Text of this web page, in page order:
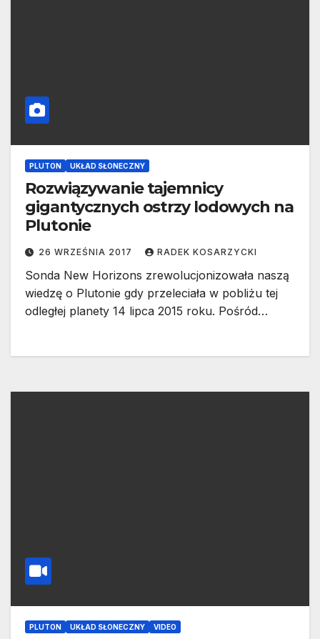
PLUTON UKŁAD SŁONECZNY
Rozwiązywanie tajemnicy
gigantycznych ostrzy lodowych na
Plutonie
26 WRZEŚNIA 2017 RADEK KOSARZYCKI
Sonda New Horizons zrewolucjonizowała naszą
wiedzę o Plutonie gdy przeleciała w pobliżu tej
odległej planety 14 lipca 2015 roku. Pośród…
PLUTON UKŁAD SŁONECZNY VIDEO